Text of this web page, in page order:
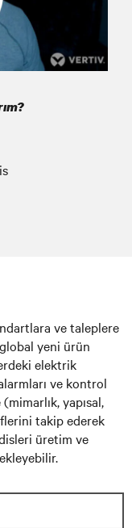
ve taleplere
yeni ürün
elektrik
ve kontrol
yapısal,
takip ederek
üretim ve